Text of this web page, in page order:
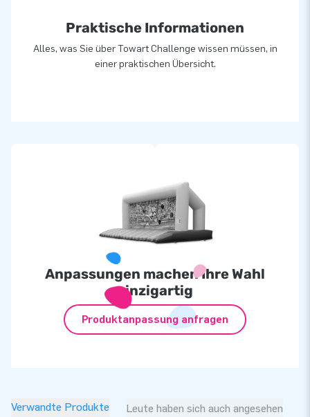
Praktische Informationen
Alles, was Sie über Towart Challenge wissen müssen, in
einer praktischen Übersicht.
Anpassungen machen Ihre Wahl
einzigartig
Produktanpassung anfragen
Verwandte Produkte Leute haben sich auch angesehen